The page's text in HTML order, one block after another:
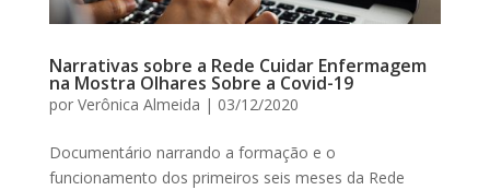
Narrativas sobre a Rede Cuidar Enfermagem
na Mostra Olhares Sobre a Covid-19
por Verônica Almeida | 03/12/2020
Documentário narrando a formação e o
funcionamento dos primeiros seis meses da Rede